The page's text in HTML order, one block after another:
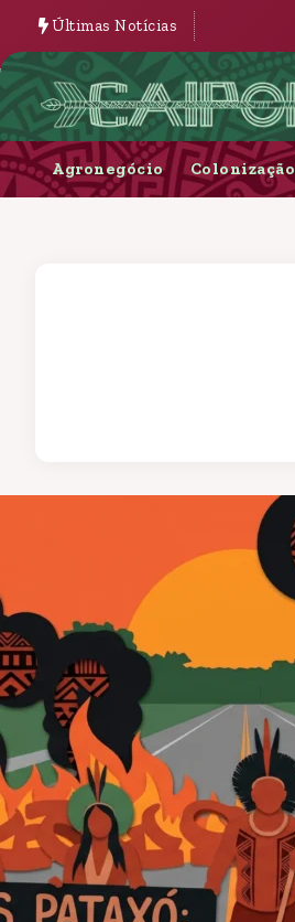
Últimas Notícias
Agronegócio Colonização